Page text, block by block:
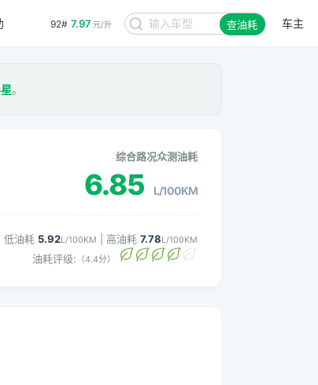
92# 7.97 元/升 查油耗 车主
。
综合路况众测油耗
6.85 L/100KM
低油耗 5.92L/100KM | 高油耗 7.78L/100KM
油耗评级: （4.4分）